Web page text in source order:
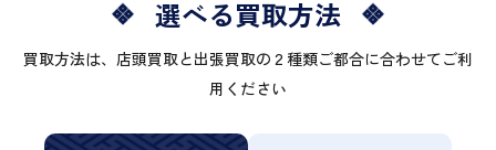
選べる買取方法
買取方法は、店頭買取と出張買取の２種類ご都合に合わせてご利
用ください